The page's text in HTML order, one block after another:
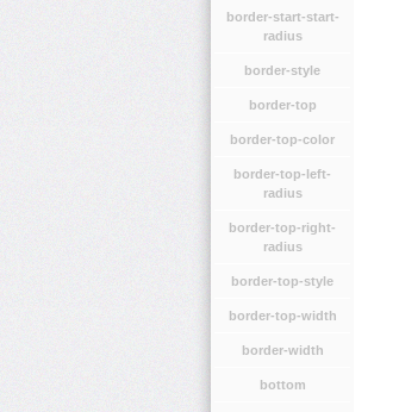
border-start-start-
radius
border-style
border-top
border-top-color
border-top-left-
radius
border-top-right-
radius
border-top-style
border-top-width
border-width
bottom